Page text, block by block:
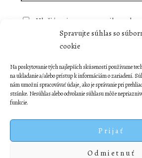
Spravujte súhlas so
cookie
Na poskytovanie tých najlepších skúseností používame
na ukladanie a/alebo prístup k informáciám o zariadení.
nám umožní spracovávať údaje, ako je správanie pri
stránke. Nesúhlas alebo odvolanie súhlasu môže
funkcie.
Prijať
Odmietnuť
Uložiť moje meno, e-mail a
prehliadači pre moje budúce